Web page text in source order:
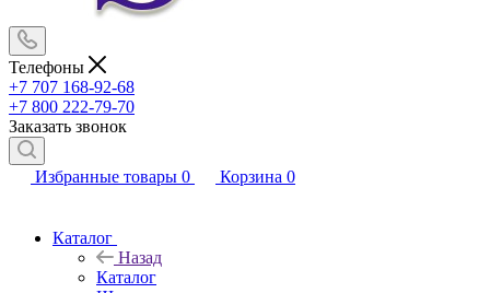
Телефоны
+7 707 168-92-68
+7 800 222-79-70
Заказать звонок
Избранные товары 0 Корзина 0
Каталог
Назад
Каталог